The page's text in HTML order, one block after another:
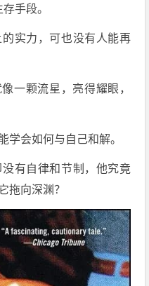
手段。
实力，可也没有人能再
一颗流星，亮得耀眼，
学会如何与自己和解。
有自律和节制，他究竟
拖向深渊？